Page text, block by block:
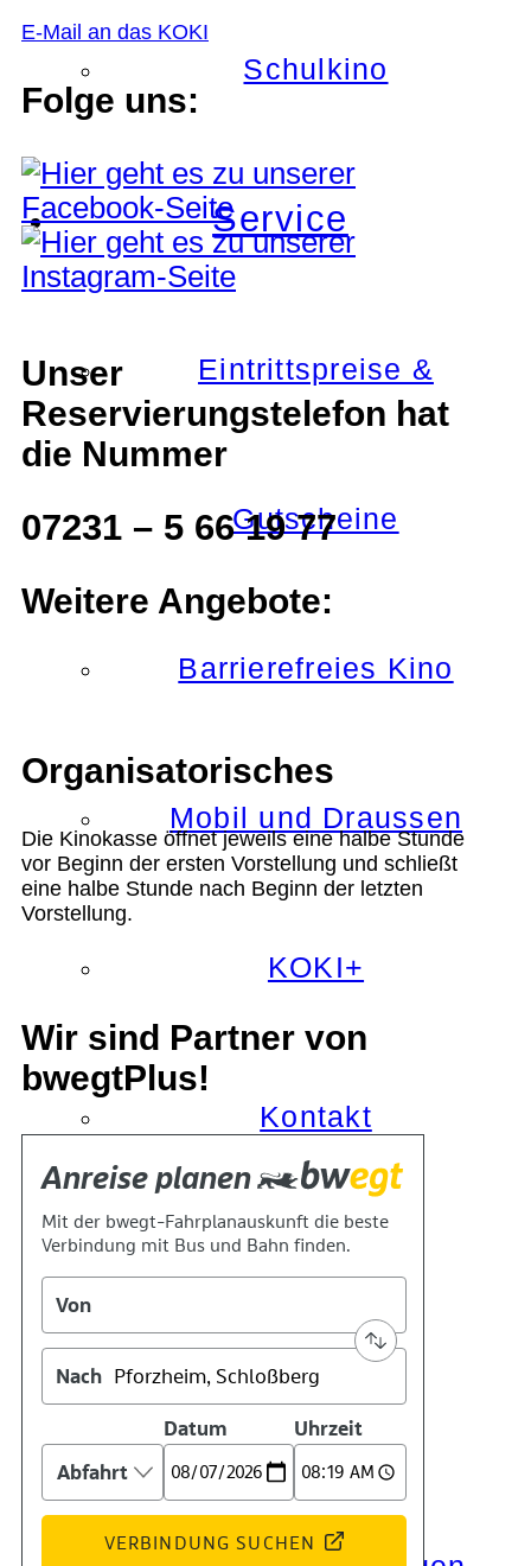
Schulkino
Service
Eintrittspreise &
Gutscheine
Barrierefreies Kino
Mobil und Draussen
KOKI+
Kontakt
Kino
Das Team
E-Mail an das KOKI
Folge uns:
Unser
Reservierungstelefon hat
die Nummer
07231 – 5 66 19 77
Weitere Angebote:
Organisatorisches
Die Kinokasse öffnet jeweils eine halbe Stunde
vor Beginn der ersten Vorstellung und schließt
eine halbe Stunde nach Beginn der letzten
Vorstellung.
Wir sind Partner von
bwegtPlus!